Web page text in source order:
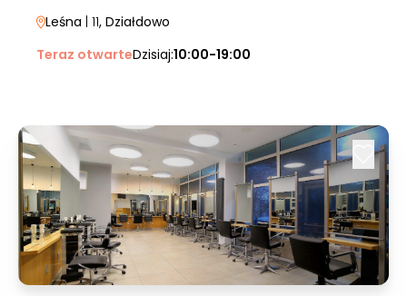
Leśna | 11, Działdowo
Teraz otwarteDzisiaj:10:00-19:00